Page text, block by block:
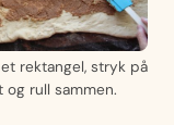
rektangel, stryk på
og rull sammen.